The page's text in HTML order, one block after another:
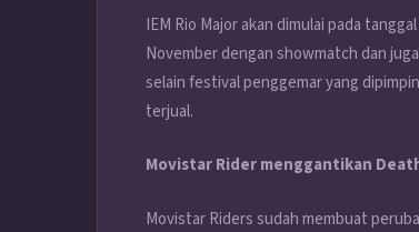
IEM Rio Major akan dimulai pada
November dengan showmatch dan
selain festival penggemar yang
terjual.
Movistar Rider menggantikan
Movistar Riders sudah membuat